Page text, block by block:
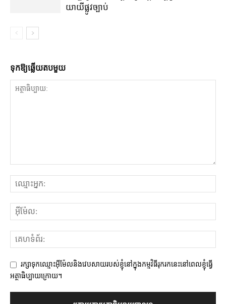
យាយី​ផ្លូវច្បាប់
ទុក​ឱ្យ​ឆ្លើយ​តប​មួយ
រក្សាទុកឈ្មោះអ៊ីម៉ែលនិងវេបសាយរបស់ខ្ញុំនៅក្នុងកម្មវិធីរុករកនេះនៅពេលខ្ញុំធ្វើ
អត្ថាធិប្បាយក្រោយ។